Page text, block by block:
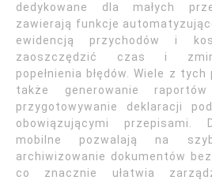
dedykowane dla małych
zawierają funkcje
ewidencją przychodów i
zaoszczędzić czas i
popełnienia błędów. Wiele z
także generowanie
przygotowywanie deklaracji
obowiązującymi przepisami.
mobilne pozwalają na
archiwizowanie dokumentów
co znacznie ułatwia